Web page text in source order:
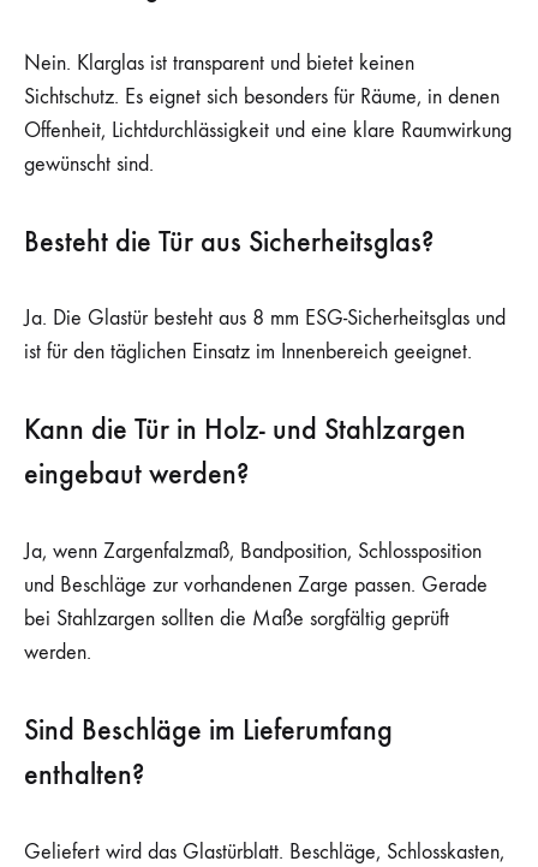
Nein. Klarglas ist transparent und bietet keinen
Sichtschutz. Es eignet sich besonders für Räume, in denen
Offenheit, Lichtdurchlässigkeit und eine klare Raumwirkung
gewünscht sind.
Besteht die Tür aus Sicherheitsglas?
Ja. Die Glastür besteht aus 8 mm ESG-Sicherheitsglas und
ist für den täglichen Einsatz im Innenbereich geeignet.
Kann die Tür in Holz- und Stahlzargen
eingebaut werden?
Ja, wenn Zargenfalzmaß, Bandposition, Schlossposition
und Beschläge zur vorhandenen Zarge passen. Gerade
bei Stahlzargen sollten die Maße sorgfältig geprüft
werden.
Sind Beschläge im Lieferumfang
enthalten?
Geliefert wird das Glastürblatt. Beschläge, Schlosskasten,